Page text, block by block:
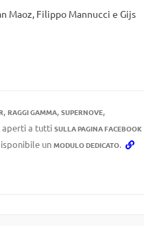
Maoz, Filippo Mannucci e Gijs
, RAGGI GAMMA, SUPERNOVE,
aperti a tuttiSULLA PAGINA FACEBOOK
unMODULO DEDICATO.